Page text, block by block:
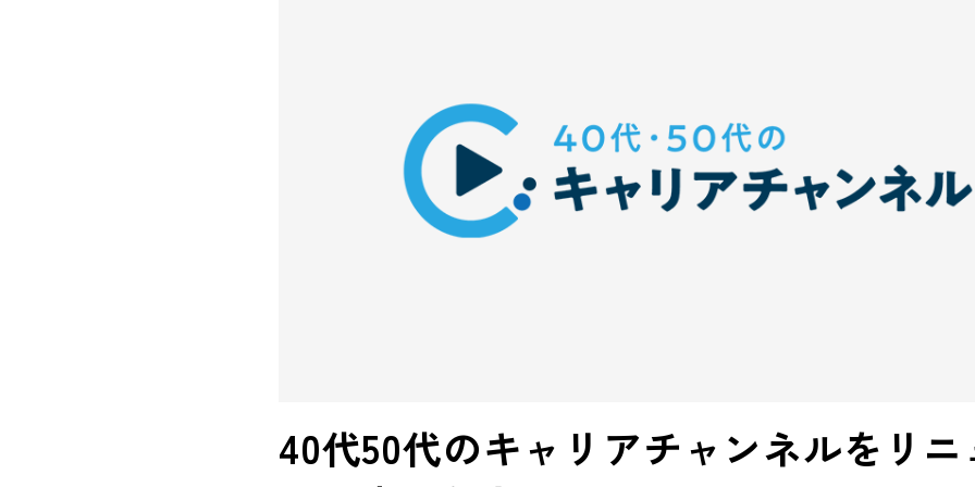
40代50代のキャリアチャンネルをリ